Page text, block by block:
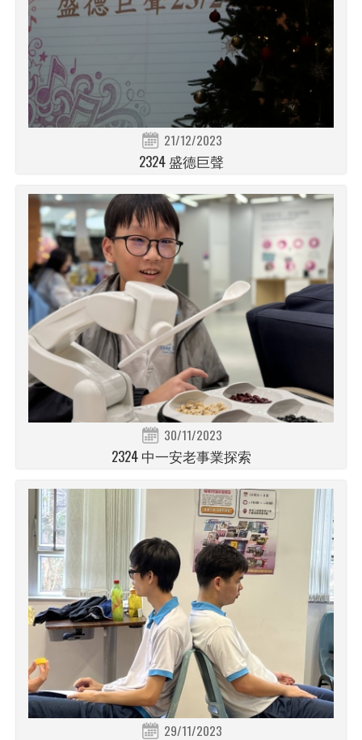
21/12/2023
2324 盛德巨聲
30/11/2023
2324 中一安老事業探索
29/11/2023